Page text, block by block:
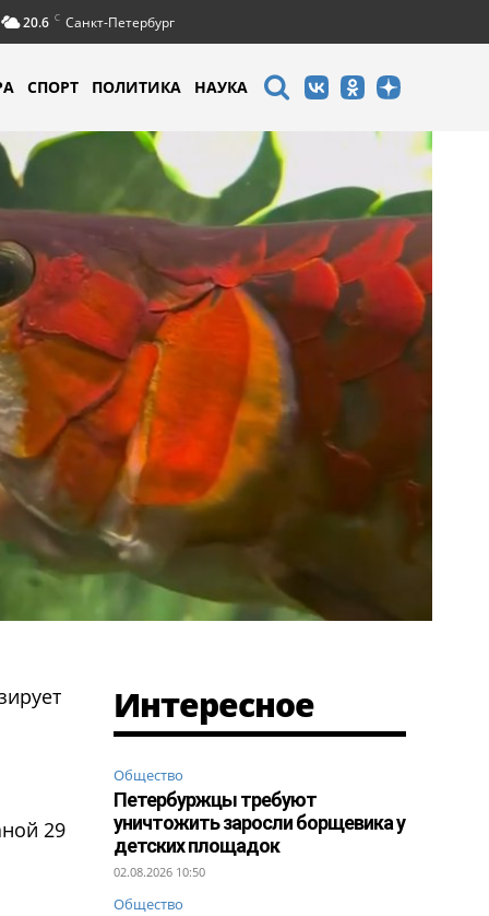
20.6 C Санкт-Петербург
СПОРТ ПОЛИТИКА НАУКА
29
Интересное
Общество
Петербуржцы требуют
уничтожить заросли борщевика у
детских площадок
02.08.2026 10:50
Общество